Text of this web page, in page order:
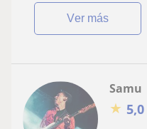
ver más
Samu
★ 5,0